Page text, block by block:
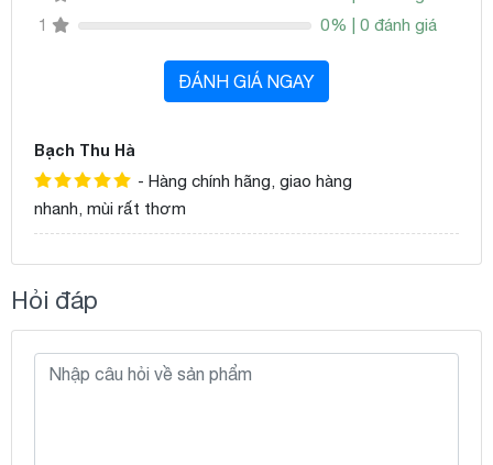
1 0% | 0 đánh giá
ĐÁNH GIÁ NGAY
Bạch Thu Hà
- Hàng chính hãng, giao hàng
nhanh, mùi rất thơm
Hỏi đáp